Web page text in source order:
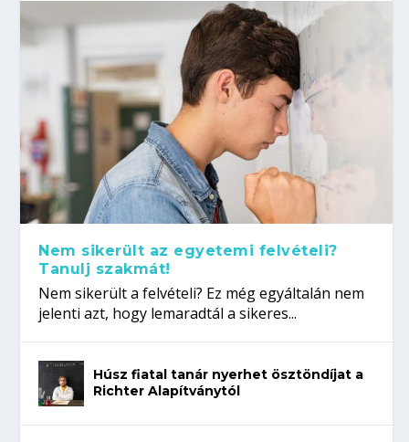
Nem sikerült az egyetemi felvételi?
Tanulj szakmát!
Nem sikerült a felvételi? Ez még egyáltalán nem
jelenti azt, hogy lemaradtál a sikeres...
Húsz fiatal tanár nyerhet ösztöndíjat a
Richter Alapítványtól